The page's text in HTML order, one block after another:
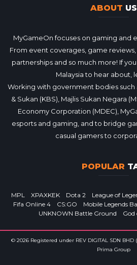
ABOUT US
MyGameOn focuses on gaming and
From event coverages, game
partnerships and so much more! If
Malaysia to hear about,
Working with government bodies such
& Sukan (KBS), Majlis Sukan Negara
Economy Corporation (MDEC),
esports and gaming, and to bridge
casual gamers to
POPULAR
MPL XPAXKEK Dota 2 League of
Fifa Online 4
CS:GO Mobile Legends
UNKNOWN Battle Ground
God
© 2026 Registered under REV DIGITAL SDN BHD
Prima Group